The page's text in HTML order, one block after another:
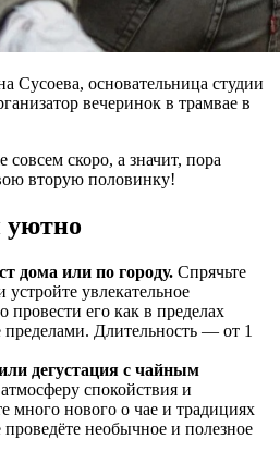
Сусоева, основательница студии
вечеринок в трамвае в
скоро, а значит, пора
вторую половинку!
уютно
дома или по городу. Спрячьте
увлекательное
его как в пределах
пределами. Длительность — от 1
дегустация с чайным
спокойствия и
много нового о чае и традициях
проведёте необычное и полезное